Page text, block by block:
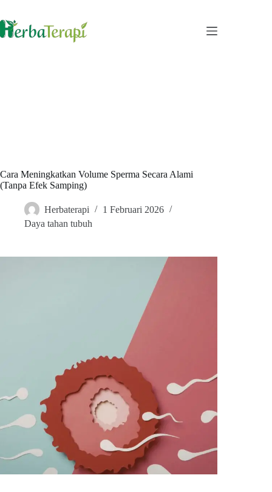
content
Cara Meningkatkan Volume Sperma Secara Alami
(Tanpa Efek Samping)
Herbaterapi
1 Februari 2026
Daya tahan tubuh